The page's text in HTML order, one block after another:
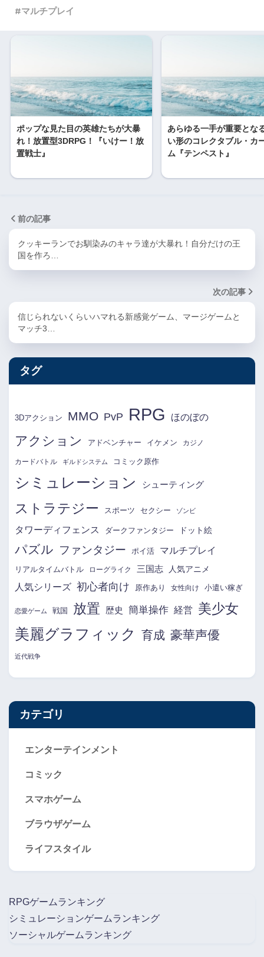
マルチプレイ
ポップな見た目の英雄たちが大暴
れ！放置型3DRPG！『いけー！放
置戦士』
あらゆる一手が重要とな
い形のコレクタブル・カ
ム『テンペスト』
前の記事
クッキーランでお馴染みのキャラ達が大暴れ！自分だけの王
国を作ろ…
次の記事
信じられないくらいハマれる新感覚ゲーム、マージゲームと
マッチ3…
タグ
3Dアクション MMO PvP RPG ほのぼの
アクション アドベンチャー イケメン カジノ
カードバトル ギルドシステム コミック原作
シミュレーション シューティング
ストラテジー スポーツ セクシー ゾンビ
タワーディフェンス ダークファンタジー ドット絵
パズル ファンタジー ポイ活 マルチプレイ
リアルタイムバトル ローグライク 三国志 人気アニメ
人気シリーズ 初心者向け 原作あり 女性向け 小遣い稼ぎ
恋愛ゲーム 戦国 放置 歴史 簡単操作 経営 美少女
美麗グラフィック 育成 豪華声優
近代戦争
カテゴリ
エンターテインメント
コミック
スマホゲーム
ブラウザゲーム
ライフスタイル
RPGゲームランキング
シミュレーションゲームランキング
ソーシャルゲームランキング